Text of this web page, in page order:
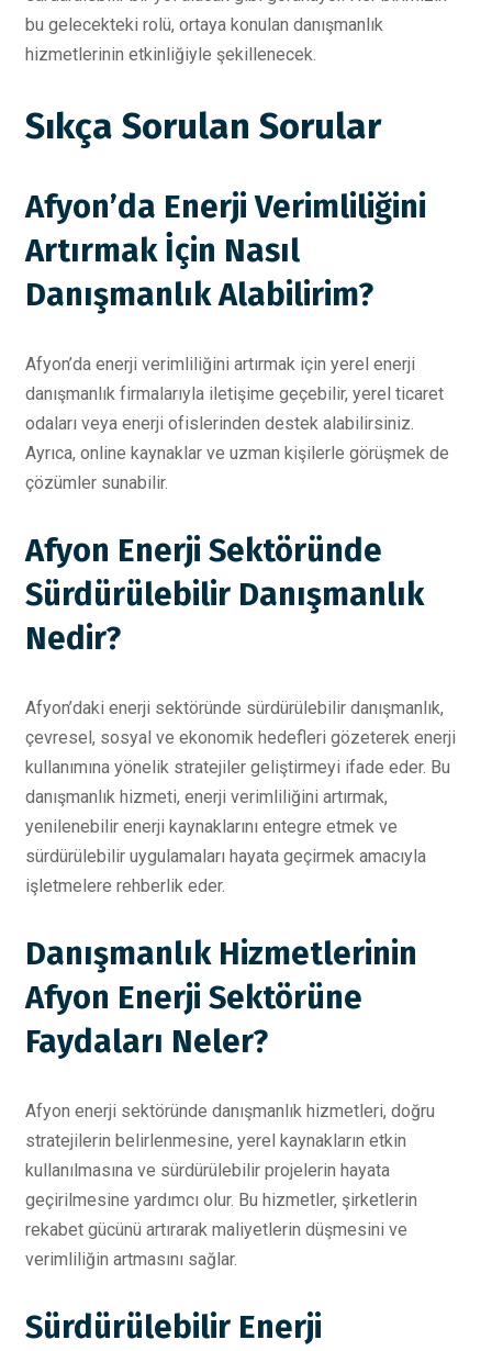
bu gelecekteki rolü, ortaya konulan danışmanlık
hizmetlerinin etkinliğiyle şekillenecek.
Sıkça Sorulan Sorular
Afyon’da Enerji Verimliliğini
Artırmak İçin Nasıl
Danışmanlık Alabilirim?
Afyon’da enerji verimliliğini artırmak için yerel enerji
danışmanlık firmalarıyla iletişime geçebilir, yerel ticaret
odaları veya enerji ofislerinden destek alabilirsiniz.
Ayrıca, online kaynaklar ve uzman kişilerle görüşmek de
çözümler sunabilir.
Afyon Enerji Sektöründe
Sürdürülebilir Danışmanlık
Nedir?
Afyon’daki enerji sektöründe sürdürülebilir danışmanlık,
çevresel, sosyal ve ekonomik hedefleri gözeterek enerji
kullanımına yönelik stratejiler geliştirmeyi ifade eder. Bu
danışmanlık hizmeti, enerji verimliliğini artırmak,
yenilenebilir enerji kaynaklarını entegre etmek ve
sürdürülebilir uygulamaları hayata geçirmek amacıyla
işletmelere rehberlik eder.
Danışmanlık Hizmetlerinin
Afyon Enerji Sektörüne
Faydaları Neler?
Afyon enerji sektöründe danışmanlık hizmetleri, doğru
stratejilerin belirlenmesine, yerel kaynakların etkin
kullanılmasına ve sürdürülebilir projelerin hayata
geçirilmesine yardımcı olur. Bu hizmetler, şirketlerin
rekabet gücünü artırarak maliyetlerin düşmesini ve
verimliliğin artmasını sağlar.
Sürdürülebilir Enerji